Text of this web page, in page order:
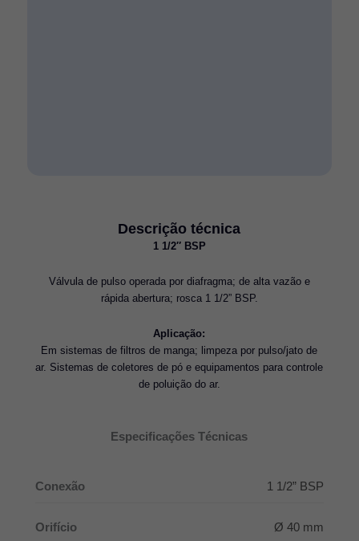
Descrição técnica
1 1/2″ BSP
Válvula de pulso operada por diafragma; de alta vazão e
rápida abertura; rosca 1 1/2” BSP.
Aplicação:
Em sistemas de filtros de manga; limpeza por pulso/jato de
ar. Sistemas de coletores de pó e equipamentos para controle
de poluição do ar.
Especificações Técnicas
Conexão 1 1/2” BSP
Orifício Ø 40 mm